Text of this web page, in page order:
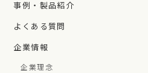
事例・製品紹介
よくある質問
企業情報
企業理念